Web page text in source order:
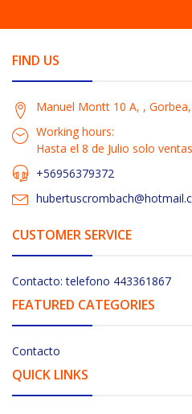
FIND US
Manuel Montt 10 A, ,
Working hours:
Hasta el 8 de Julio solo
+56956379372
CUSTOMER SERVICE
Contacto: telefono 443361867
FEATURED CATEGORIES
Contacto
QUICK LINKS